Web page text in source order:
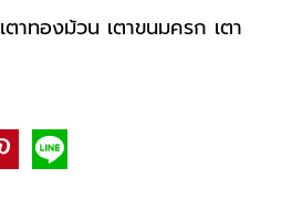
เตาทองม้วน เตาขนมครก เตา